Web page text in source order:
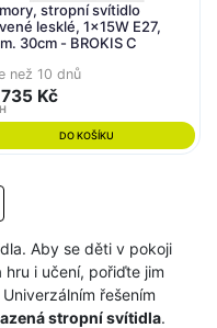
stropní svítidlo
lesklé, 1x15W E27,
30cm - BROKIS C
než 10 dnů
Kč
DO KOŠÍKU
Aby se děti v pokoji
i učení, pořiďte jim
Univerzálním řešením
stropní svítidla.